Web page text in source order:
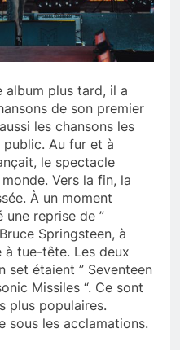
album plus tard, il a
de son premier
les chansons les
Au fur et à
le spectacle
Vers la fin, la
À un moment
une reprise de ”
Springsteen, à
à tue-tête. Les deux
set étaient ” Seventeen
Missiles “. Ce sont
plus populaires.
sous les acclamations.